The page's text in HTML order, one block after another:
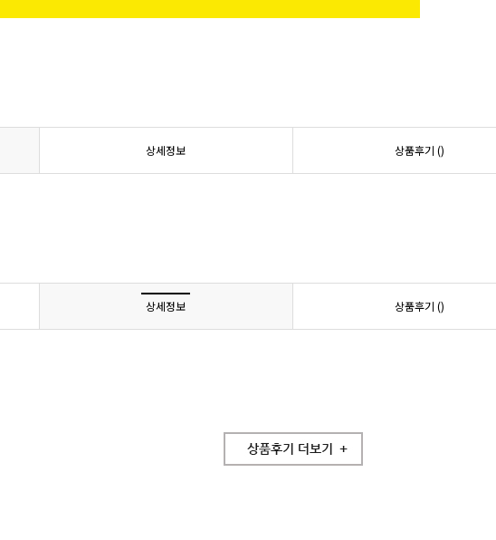
상세정보 상품후기 ()
상세정보 상품후기 ()